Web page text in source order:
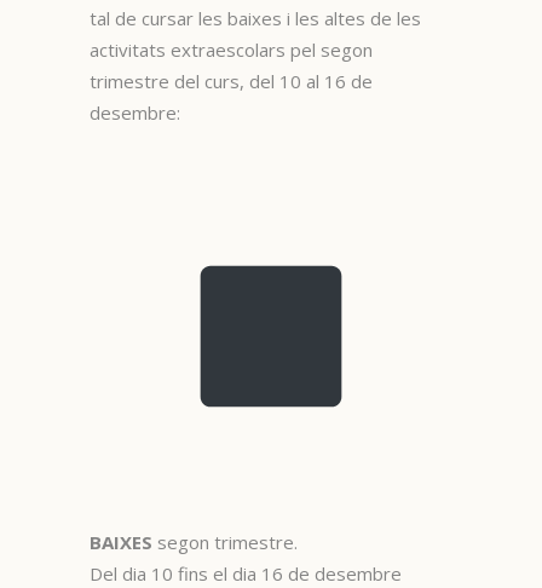
tal de cursar les baixes i les altes de les
activitats extraescolars pel segon
trimestre del curs, del 10 al 16 de
desembre:
BAIXES segon trimestre.
Del dia 10 fins el dia 16 de desembre